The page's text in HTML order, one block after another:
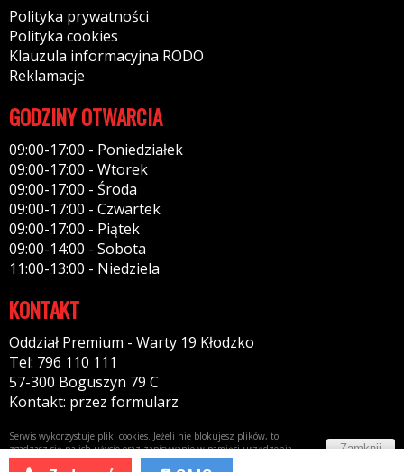
Polityka prywatności
Polityka cookies
Klauzula informacyjna RODO
Reklamacje
GODZINY OTWARCIA
09:00-17:00 - Poniedziałek
09:00-17:00 - Wtorek
09:00-17:00 - Środa
09:00-17:00 - Czwartek
09:00-17:00 - Piątek
09:00-14:00 - Sobota
11:00-13:00 - Niedziela
KONTAKT
Oddział Premium - Warty 19 Kłodzko
Tel: 796 110 111
57-300 Boguszyn 79 C
Kontakt: przez formularz
Serwis wykorzystuje pliki cookies. Jeżeli nie blokujesz plików, to
zgadzasz się na ich użycie oraz zapisywanie w pamięci urządzenia.
Więcej informacji wpolityce prywatności
Zamknij